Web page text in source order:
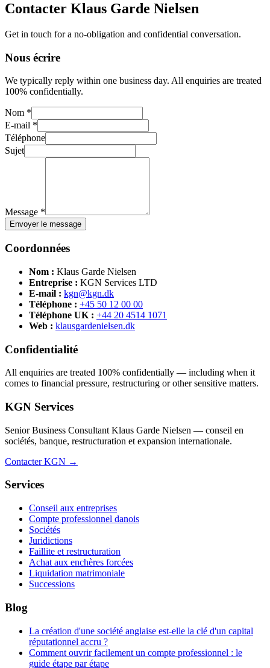
Contacter Klaus Garde Nielsen
Get in touch for a no-obligation and confidential conversation.
Nous écrire
We typically reply within one business day. All enquiries are treated
100% confidentially.
Nom *
E-mail *
Téléphone
Sujet
Message *
Envoyer le message
Coordonnées
Nom : Klaus Garde Nielsen
Entreprise : KGN Services LTD
E-mail : kgn@kgn.dk
Téléphone : +45 50 12 00 00
Téléphone UK : +44 20 4514 1071
Web : klausgardenielsen.dk
Confidentialité
All enquiries are treated 100% confidentially — including when it
comes to financial pressure, restructuring or other sensitive matters.
KGN Services
Senior Business Consultant Klaus Garde Nielsen — conseil en
sociétés, banque, restructuration et expansion internationale.
Contacter KGN →
Services
Conseil aux entreprises
Compte professionnel danois
Sociétés
Juridictions
Faillite et restructuration
Achat aux enchères forcées
Liquidation matrimoniale
Successions
Blog
La création d'une société anglaise est-elle la clé d'un capital
réputationnel accru ?
Comment ouvrir facilement un compte professionnel : le
guide étape par étape